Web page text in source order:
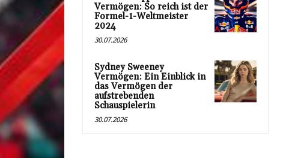
Vermögen: So reich ist der
Formel-1-Weltmeister
2024
30.07.2026
Sydney Sweeney
Vermögen: Ein Einblick in
das Vermögen der
aufstrebenden
Schauspielerin
30.07.2026